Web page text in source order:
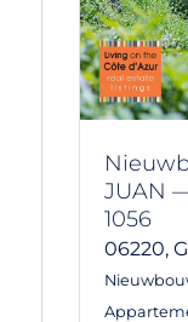
JUAN
1056
06220,